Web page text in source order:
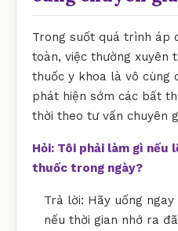
Trong suốt quá trình áp
toàn, việc thường xuyên
thuốc y khoa là vô cùng
phát hiện sớm các bất
thời theo tư vấn chuyên
Hỏi: Tôi phải làm gì nếu
thuốc trong ngày?
Trả lời: Hãy uống
nếu thời gian nhớ ra